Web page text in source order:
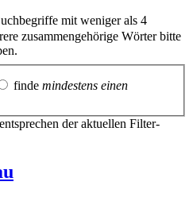
mit weniger als 4
zusammengehörige Wörter bitte
finde mindestens einen
der aktuellen Filter-